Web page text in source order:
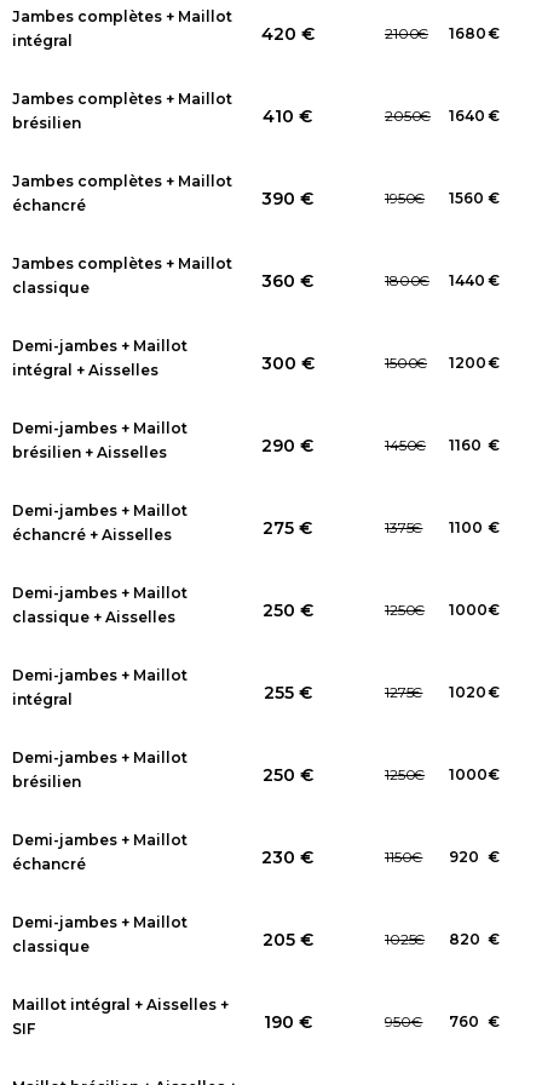
Jambes complètes + Maillot
intégral
420 € 2100€ 1680€
Jambes complètes + Maillot
brésilien
410 € 2050€ 1640 €
Jambes complètes + Maillot
échancré
390 € 1950€ 1560 €
Jambes complètes + Maillot
classique
360 € 1800€ 1440 €
Demi-jambes + Maillot
intégral + Aisselles
300 € 1500€ 1200€
Demi-jambes + Maillot
brésilien + Aisselles
290 € 1450€ 1160 €
Demi-jambes + Maillot
échancré + Aisselles
275 € 1375€ 1100 €
Demi-jambes + Maillot
classique + Aisselles
250 € 1250€ 1000€
Demi-jambes + Maillot
intégral
255 € 1275€ 1020€
Demi-jambes + Maillot
brésilien
250 € 1250€ 1000€
Demi-jambes + Maillot
échancré
230 € 1150€ 920 €
Demi-jambes + Maillot
classique
205 € 1025€ 820 €
Maillot intégral + Aisselles +
SIF
190 € 950€ 760 €